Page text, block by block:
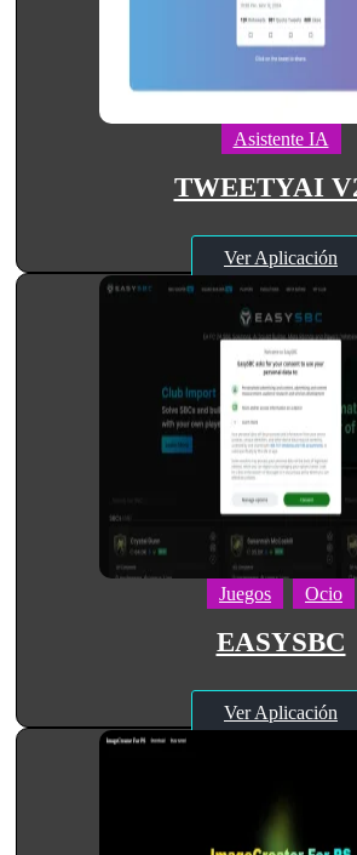
Asistente IA
TWEETYAI
Ver Aplicación
Juegos Ocio
EASYSBC
Ver Aplicación